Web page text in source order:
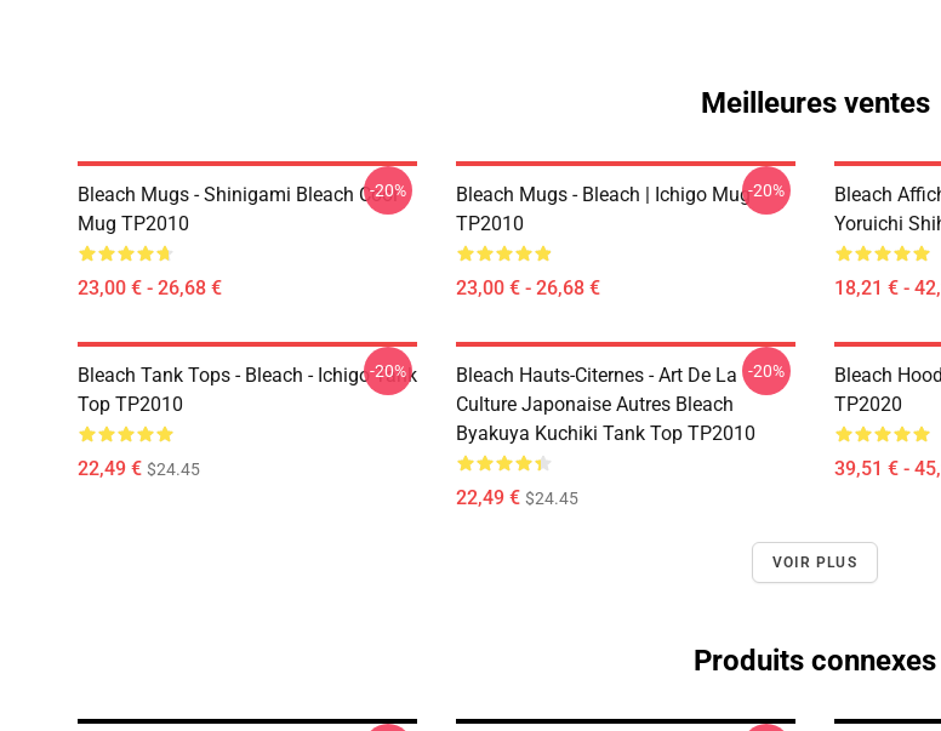
Meilleures ventes
Bleach Mugs - Shinigami Bleach Cool
Mug TP2010
23,00 € - 26,68 €
-20%
Bleach Mugs - Bleach | Ichigo Mug
TP2010
23,00 € - 26,68 €
-20%
Bleach
Yoruichi
18,21 € -
Bleach Tank Tops - Bleach - Ichigo Tank
Top TP2010
22,49 € $24.45
-20%
Bleach Hauts-Citernes - Art De La
Culture Japonaise Autres Bleach
Byakuya Kuchiki Tank Top TP2010
22,49 € $24.45
-20%
Bleach
TP2020
39,51 € -
VOIR PLUS
Produits connexes